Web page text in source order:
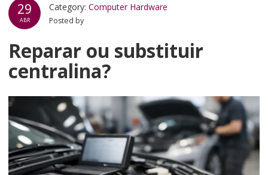
29
ABR
Category:Computer Hardware
Posted by
Reparar ou substituir
centralina?